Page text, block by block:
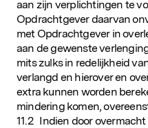
aan zijn verplichtingen te
Opdrachtgever daarvan
met Opdrachtgever in
aan de gewenste
mits zulks in redelijkheid
verlangd en hierover en
extra kunnen worden
mindering komen,
11.2 Indien door